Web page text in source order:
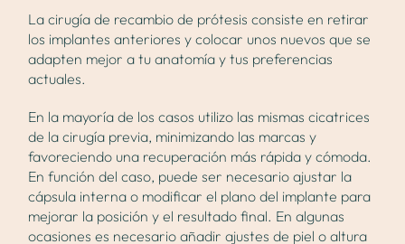
Lacirugía de recambio de prótesis consiste en retirar
los implantes anteriores y colocar unos nuevos que se
adapten mejor a tu anatomía y tus preferencias
actuales.
En la mayoría de los casos utilizo las mismas cicatrices
de la cirugía previa, minimizando las marcas y
favoreciendo una recuperación más rápida y cómoda.
En función del caso, puede ser necesario ajustar la
cápsula interna o modificar el plano del implante para
mejorar la posición y el resultado final. En algunas
ocasiones es necesario añadir ajustes de piel o altura